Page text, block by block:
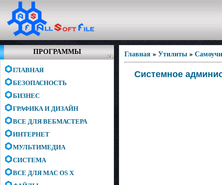
ПРОГРАММЫ
ГЛАВНАЯ
БЕЗОПАСНОСТЬ
БИЗНЕС
ГРАФИКА И ДИЗАЙН
ВСЕ ДЛЯ ВЕБМАСТЕРА
ИНТЕРНЕТ
МУЛЬТИМЕДИА
СИСТЕМА
ВСЕ ДЛЯ MAC OS X
Главная » Утилиты »
Системное